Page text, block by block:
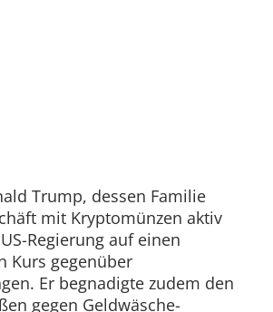
Trump, dessen Familie
mit Kryptomünzen aktiv
Regierung auf einen
Kurs gegenüber
Er begnadigte zudem den
gegen Geldwäsche-